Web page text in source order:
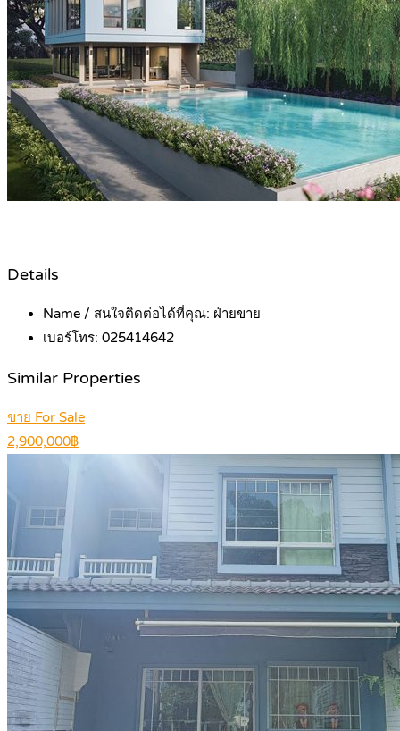
Details
Name / สนใจติดต่อได้ที่คุณ: ฝ่ายขาย
เบอร์โทร: 025414642
Similar Properties
ขาย For Sale
2,900,000฿